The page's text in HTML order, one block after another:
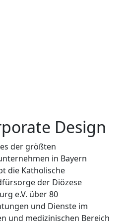
Design
der größten
in Bayern
die Katholische
der Diözese
e.V. über 80
und Dienste im
und medizinischen Bereich